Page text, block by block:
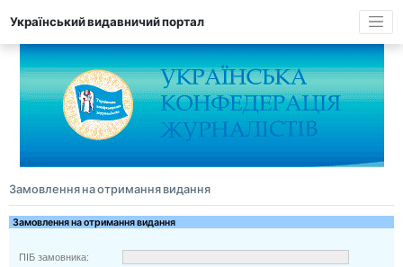
Український видавничий портал
Замовлення на отримання видання
Замовлення на отримання видання
ПІБ замовника: